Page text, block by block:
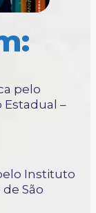
pelo
Estadual –
Instituto
São